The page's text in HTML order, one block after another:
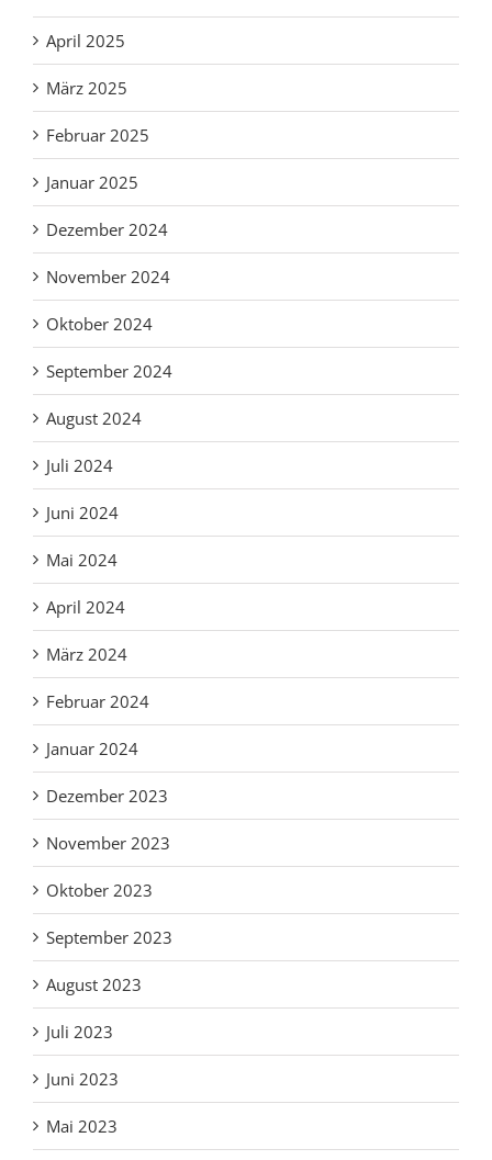
April 2025
März 2025
Februar 2025
Januar 2025
Dezember 2024
November 2024
Oktober 2024
September 2024
August 2024
Juli 2024
Juni 2024
Mai 2024
April 2024
März 2024
Februar 2024
Januar 2024
Dezember 2023
November 2023
Oktober 2023
September 2023
August 2023
Juli 2023
Juni 2023
Mai 2023